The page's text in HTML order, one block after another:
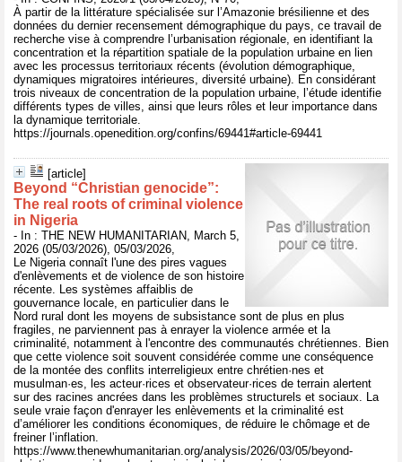
À partir de la littérature spécialisée sur l’Amazonie brésilienne et des
données du dernier recensement démographique du pays, ce travail de
recherche vise à comprendre l’urbanisation régionale, en identifiant la
concentration et la répartition spatiale de la population urbaine en lien
avec les processus territoriaux récents (évolution démographique,
dynamiques migratoires intérieures, diversité urbaine). En considérant
trois niveaux de concentration de la population urbaine, l’étude identifie
différents types de villes, ainsi que leurs rôles et leur importance dans
la dynamique territoriale.
https://journals.openedition.org/confins/69441#article-69441
[article]
Beyond “Christian genocide”:
The real roots of criminal violence
in Nigeria
- In : THE NEW HUMANITARIAN, March 5,
2026 (05/03/2026), 05/03/2026,
Le Nigeria connaît l'une des pires vagues
d'enlèvements et de violence de son histoire
récente. Les systèmes affaiblis de
gouvernance locale, en particulier dans le
Nord rural dont les moyens de subsistance sont de plus en plus
fragiles, ne parviennent pas à enrayer la violence armée et la
criminalité, notamment à l'encontre des communautés chrétiennes. Bien
que cette violence soit souvent considérée comme une conséquence
de la montée des conflits interreligieux entre chrétien·nes et
musulman·es, les acteur·rices et observateur·rices de terrain alertent
sur des racines ancrées dans les problèmes structurels et sociaux. La
seule vraie façon d'enrayer les enlèvements et la criminalité est
d’améliorer les conditions économiques, de réduire le chômage et de
freiner l’inflation.
https://www.thenewhumanitarian.org/analysis/2026/03/05/beyond-